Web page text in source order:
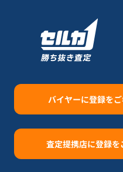
バイヤーに登録を
査定提携店に登録